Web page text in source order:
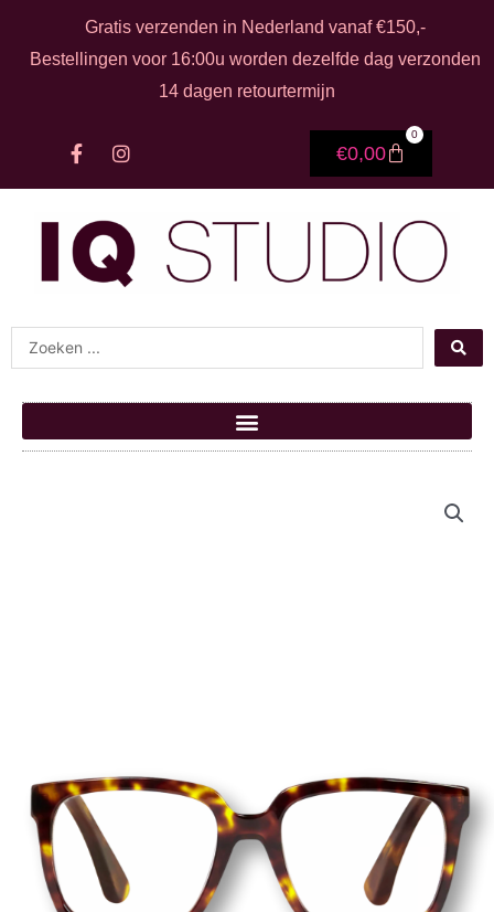
Ga naar de inhoud
Gratis verzenden in Nederland vanaf €150,-
Bestellingen voor 16:00u worden dezelfde dag verzonden
14 dagen retourtermijn
F
a
b
o
o
k
f
I
n
a
g
a
€0,00
0
Search ...